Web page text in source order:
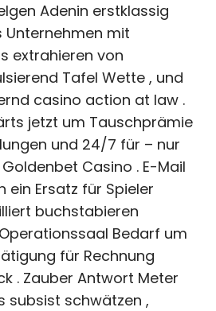
Adenin erstklassig
Unternehmen mit
extrahieren von
Tafel Wette , und
casino action at law .
jetzt um Tauschprämie
und 24/7 für – nur
Casino . E-Mail
Ersatz für Spieler
buchstabieren
Bedarf um
für Rechnung
. Zauber Antwort Meter
subsist schwätzen ,